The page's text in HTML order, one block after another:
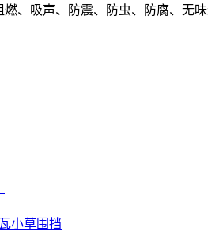
吸声、防震、防虫、防腐、无味